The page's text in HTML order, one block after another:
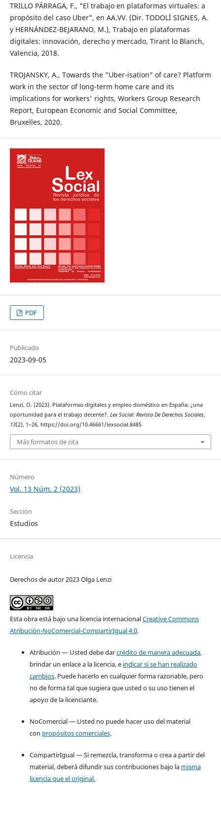
TRILLO PÁRRAGA, F., "El trabajo en plataformas virtuales: a
propósito del caso Uber", en AA.VV. (Dir. TODOLÍ SIGNES, A.
y HERNÁNDEZ-BEJARANO, M.), Trabajo en plataformas
digitales: innovación, derecho y mercado, Tirant lo Blanch,
Valencia, 2018.
TROJANSKY, A., Towards the "Uber-isation" of care? Platform
work in the sector of long-term home care and its
implications for workers' rights, Workers Group Research
Report, European Economic and Social Committee,
Bruxelles, 2020.
PDF
Publicado
2023-09-05
Cómo citar
Lenzi, O. (2023). Plataformas digitales y empleo doméstico en España: ¿una
oportunidad para el trabajo decente?. Lex Social: Revista De Derechos Sociales,
13(2), 1–26. https://doi.org/10.46661/lexsocial.8485
Más formatos de cita
Número
Vol. 13 Núm. 2 (2023)
Sección
Estudios
Licencia
Derechos de autor 2023 Olga Lenzi
Esta obra está bajo una licencia internacionalCreative Commons
Atribución-NoComercial-CompartirIgual 4.0.
Atribución — Usted debe darcrédito de manera adecuada,
brindar un enlace a la licencia, e indicar si se han realizado
cambios. Puede hacerlo en cualquier forma razonable, pero
no de forma tal que sugiera que usted o su uso tienen el
apoyo de la licenciante.
NoComercial — Usted no puede hacer uso del material
con propósitos comerciales.
CompartirIgual — Si remezcla, transforma o crea a partir del
material, deberá difundir sus contribuciones bajo la misma
licencia que el original.